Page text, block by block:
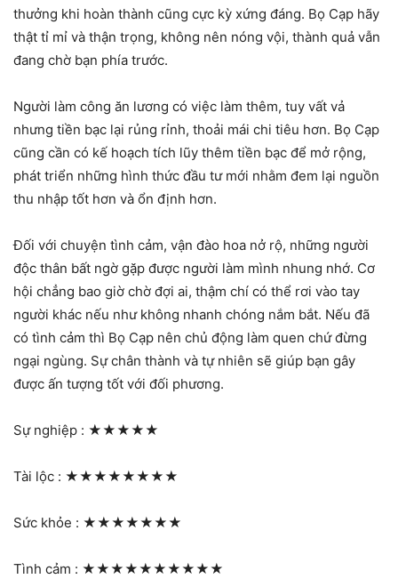
thưởng khi hoàn thành cũng cực kỳ xứng đáng. Bọ Cạp hãy
thật tỉ mỉ và thận trọng, không nên nóng vội, thành quả vẫn
đang chờ bạn phía trước.
Người làm công ăn lương có việc làm thêm, tuy vất vả
nhưng tiền bạc lại rủng rỉnh, thoải mái chi tiêu hơn. Bọ Cạp
cũng cần có kế hoạch tích lũy thêm tiền bạc để mở rộng,
phát triển những hình thức đầu tư mới nhằm đem lại nguồn
thu nhập tốt hơn và ổn định hơn.
Đối với chuyện tình cảm, vận đào hoa nở rộ, những người
độc thân bất ngờ gặp được người làm mình nhung nhớ. Cơ
hội chẳng bao giờ chờ đợi ai, thậm chí có thể rơi vào tay
người khác nếu như không nhanh chóng nắm bắt. Nếu đã
có tình cảm thì Bọ Cạp nên chủ động làm quen chứ đừng
ngại ngùng. Sự chân thành và tự nhiên sẽ giúp bạn gây
được ấn tượng tốt với đối phương.
Sự nghiệp : ★★★★★
Tài lộc : ★★★★★★★★
Sức khỏe : ★★★★★★★
Tình cảm : ★★★★★★★★★★